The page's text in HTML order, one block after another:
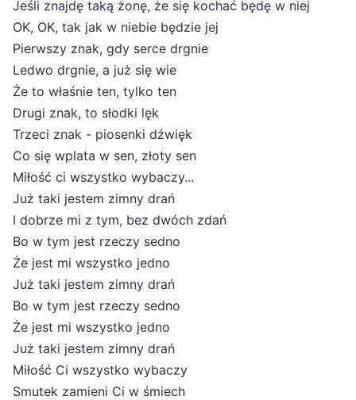
Jeśli znajdę taką żonę, że się kochać będę w niej
OK, OK, tak jak w niebie będzie jej
Pierwszy znak, gdy serce drgnie
Ledwo drgnie, a już się wie
Że to właśnie ten, tylko ten
Drugi znak, to słodki lęk
Trzeci znak - piosenki dźwięk
Co się wplata w sen, złoty sen
Miłość ci wszystko wybaczy...
Już taki jestem zimny drań
I dobrze mi z tym, bez dwóch zdań
Bo w tym jest rzeczy sedno
Że jest mi wszystko jedno
Już taki jestem zimny drań
Bo w tym jest rzeczy sedno
Że jest mi wszystko jedno
Już taki jestem zimny drań
Miłość Ci wszystko wybaczy
Smutek zamieni Ci w śmiech